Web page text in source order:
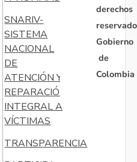
SNARIV-
SISTEMA
NACIONAL
DE
ATENCIÓN Y
REPARACIÓN
INTEGRAL A
VÍCTIMAS
TRANSPARENCIA
derechos
Gobierno
de
Colombia